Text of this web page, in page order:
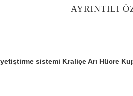
AYRINTILI
sistemi Kraliçe Arı Hücre